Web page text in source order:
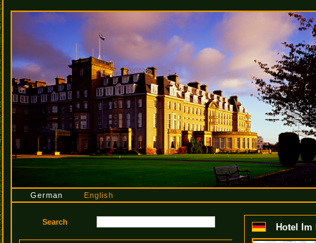
German English
Hotel Im